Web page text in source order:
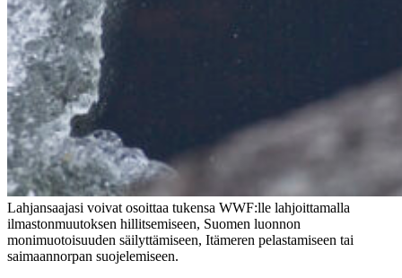
Lahjansaajasi voivat osoittaa tukensa WWF:lle lahjoittamalla
ilmastonmuutoksen hillitsemiseen, Suomen luonnon
monimuotoisuuden säilyttämiseen, Itämeren pelastamiseen tai
saimaannorpan suojelemiseen.